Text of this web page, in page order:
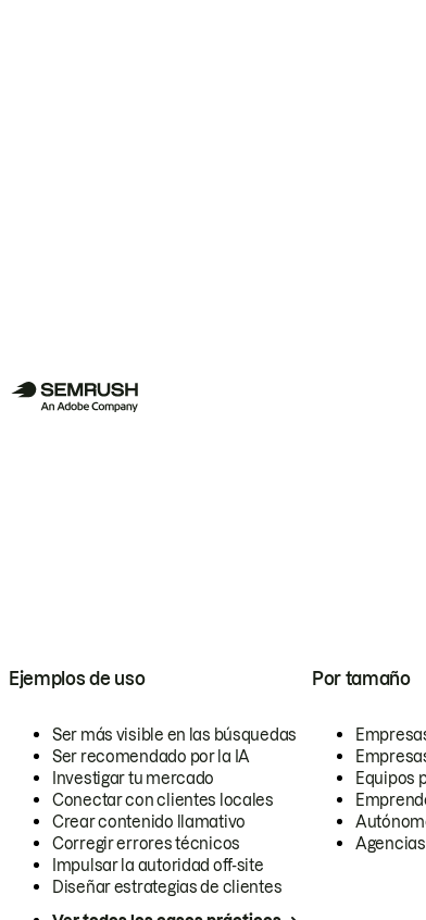
Ejemplos de uso
Ser más visible en las búsquedas
Ser recomendado por la IA
Investigar tu mercado
Conectar con clientes locales
Crear contenido llamativo
Corregir errores técnicos
Impulsar la autoridad off-site
Diseñar estrategias de clientes
Por tamaño
Equipos
Agencias